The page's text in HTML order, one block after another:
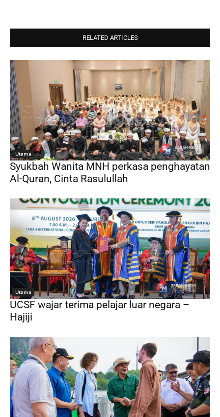
RELATED ARTICLES
Utama
Syukbah Wanita MNH perkasa penghayatan
Al-Quran, Cinta Rasulullah
Utama
UCSF wajar terima pelajar luar negara –
Hajiji